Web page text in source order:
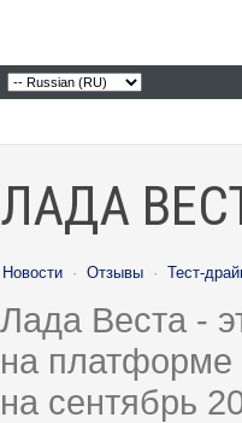
ЛАДА
Новости · Отзывы · Тест-
Лада Веста -
на платформе
на сентябрь